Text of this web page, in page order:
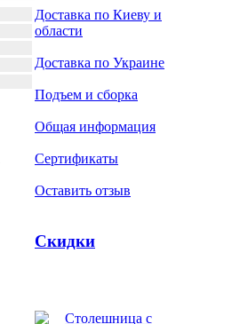
Доставка по Киеву и
области
Доставка по Украине
Подъем и сборка
Общая информация
Сертификаты
Оставить отзыв
Скидки